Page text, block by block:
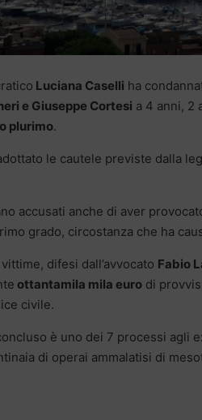
Luciana Caselli ha
e Giuseppe Cortesi a 4 anni, 2
plurimo.
le cautele previste dalla
accusati anche di aver
grado, circostanza che ha
difesi dall’avvocato Fabio
ottantamila mila euro di
civile.
è uno dei 7 processi agli
di operai ammalatisi di